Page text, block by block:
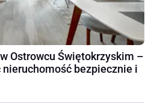
Ostrowcu Świętokrzyskim –
bezpiecznie i